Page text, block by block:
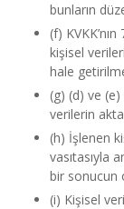
bunların
(f)
kişisel
hale
(g) (d) ve
verilerin
(h) İşlenen
vasıtasıyla
bir sonucun
(i) Kişisel